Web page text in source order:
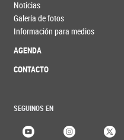
Noticias
Galería de fotos
Información para medios
AGENDA
CONTACTO
SEGUINOS EN